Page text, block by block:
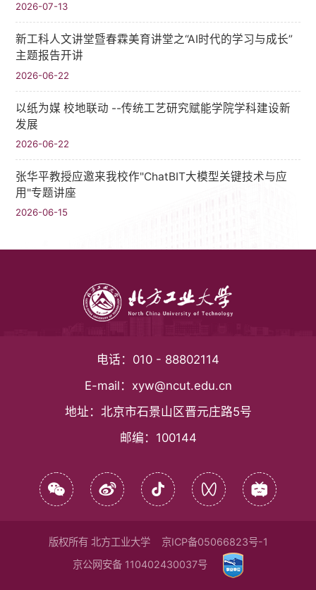
2026-07-13
新工科人文讲堂暨春霖美育讲堂之“AI时代的学习与成长”
主题报告开讲
2026-06-22
以纸为媒 校地联动 --传统工艺研究赋能学院学科建设新
发展
2026-06-22
张华平教授应邀来我校作"ChatBIT大模型关键技术与应
用"专题讲座
2026-06-15
电话： 010 - 88802114
E-mail： xyw@ncut.edu.cn
地址： 北京市石景山区晋元庄路5号
邮编： 100144
版权所有 北方工业大学
京ICP备05066823号-1
京公网安备 110402430037号